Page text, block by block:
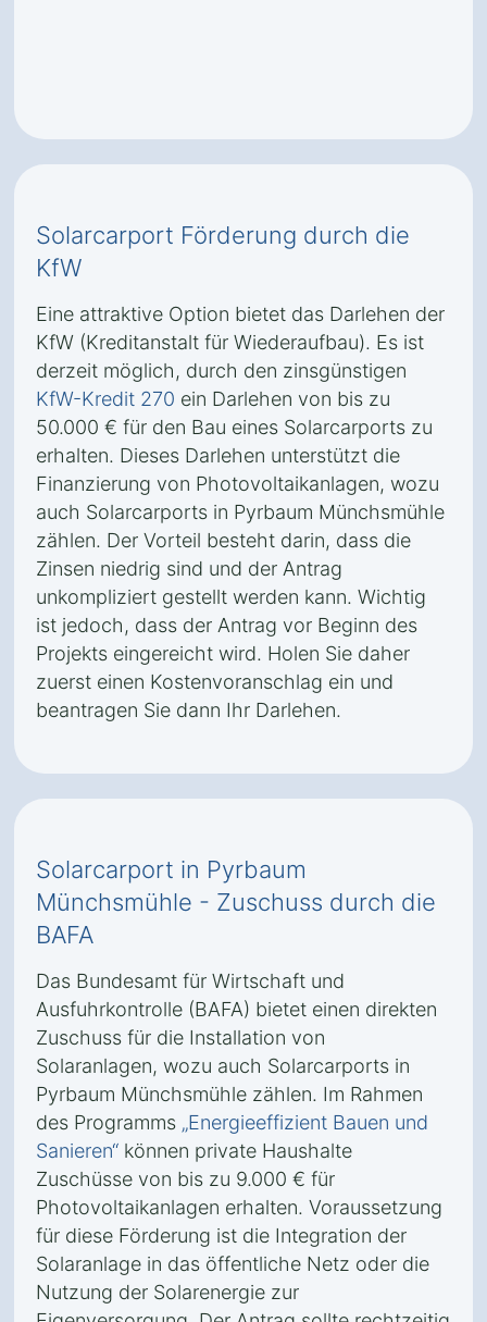
Solarcarport Förderung durch die
KfW
Eine attraktive Option bietet das Darlehen der
KfW (Kreditanstalt für Wiederaufbau). Es ist
derzeit möglich, durch den zinsgünstigen
KfW-Kredit 270 ein Darlehen von bis zu
50.000 € für den Bau eines Solarcarports zu
erhalten. Dieses Darlehen unterstützt die
Finanzierung von Photovoltaikanlagen, wozu
auch Solarcarports in Pyrbaum Münchsmühle
zählen. Der Vorteil besteht darin, dass die
Zinsen niedrig sind und der Antrag
unkompliziert gestellt werden kann. Wichtig
ist jedoch, dass der Antrag vor Beginn des
Projekts eingereicht wird. Holen Sie daher
zuerst einen Kostenvoranschlag ein und
beantragen Sie dann Ihr Darlehen.
Solarcarport in Pyrbaum
Münchsmühle - Zuschuss durch die
BAFA
Das Bundesamt für Wirtschaft und
Ausfuhrkontrolle (BAFA) bietet einen direkten
Zuschuss für die Installation von
Solaranlagen, wozu auch Solarcarports in
Pyrbaum Münchsmühle zählen. Im Rahmen
des Programms „Energieeffizient Bauen und
Sanieren“ können private Haushalte
Zuschüsse von bis zu 9.000 € für
Photovoltaikanlagen erhalten. Voraussetzung
für diese Förderung ist die Integration der
Solaranlage in das öffentliche Netz oder die
Nutzung der Solarenergie zur